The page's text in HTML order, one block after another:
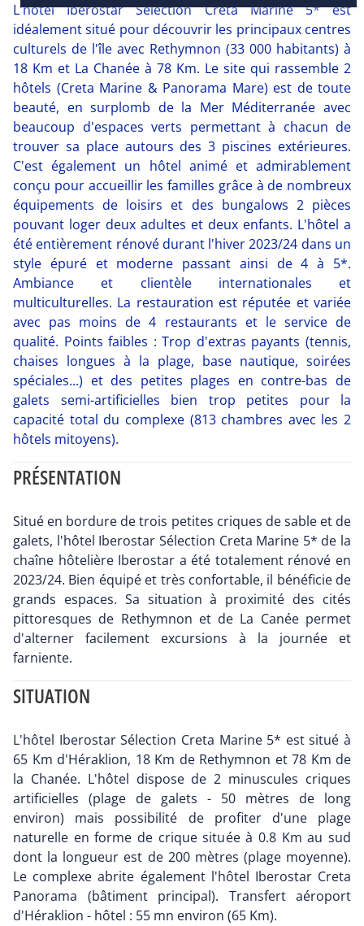
L'hôtel Iberostar Sélection Creta Marine 5* est
idéalement situé pour découvrir les principaux centres
culturels de l'île avec Rethymnon (33 000 habitants) à
18 Km et La Chanée à 78 Km. Le site qui rassemble 2
hôtels (Creta Marine & Panorama Mare) est de toute
beauté, en surplomb de la Mer Méditerranée avec
beaucoup d'espaces verts permettant à chacun de
trouver sa place autours des 3 piscines extérieures.
C'est également un hôtel animé et admirablement
conçu pour accueillir les familles grâce à de nombreux
équipements de loisirs et des bungalows 2 pièces
pouvant loger deux adultes et deux enfants. L'hôtel a
été entièrement rénové durant l'hiver 2023/24 dans un
style épuré et moderne passant ainsi de 4 à 5*.
Ambiance et clientèle internationales et
multiculturelles. La restauration est réputée et variée
avec pas moins de 4 restaurants et le service de
qualité. Points faibles : Trop d'extras payants (tennis,
chaises longues à la plage, base nautique, soirées
spéciales...) et des petites plages en contre-bas de
galets semi-artificielles bien trop petites pour la
capacité total du complexe (813 chambres avec les 2
hôtels mitoyens).
PRÉSENTATION
Situé en bordure de trois petites criques de sable et de
galets, l'hôtel Iberostar Sélection Creta Marine 5* de la
chaîne hôtelière Iberostar a été totalement rénové en
2023/24. Bien équipé et très confortable, il bénéficie de
grands espaces. Sa situation à proximité des cités
pittoresques de Rethymnon et de La Canée permet
d'alterner facilement excursions à la journée et
farniente.
SITUATION
L'hôtel Iberostar Sélection Creta Marine 5* est situé à
65 Km d'Héraklion, 18 Km de Rethymnon et 78 Km de
la Chanée. L'hôtel dispose de 2 minuscules criques
artificielles (plage de galets - 50 mètres de long
environ) mais possibilité de profiter d'une plage
naturelle en forme de crique située à 0.8 Km au sud
dont la longueur est de 200 mètres (plage moyenne).
Le complexe abrite également l'hôtel Iberostar Creta
Panorama (bâtiment principal). Transfert aéroport
d'Héraklion - hôtel : 55 mn environ (65 Km).